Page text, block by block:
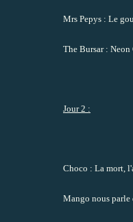
Mrs Pepys : Le
The Bursar: Neon
Jour 2 :
Choco : La mort,
Mango nous parle